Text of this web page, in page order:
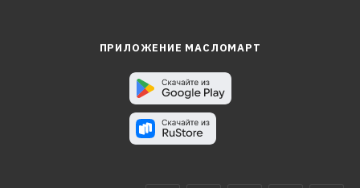
ПРИЛОЖЕНИЕ МАСЛОМАРТ